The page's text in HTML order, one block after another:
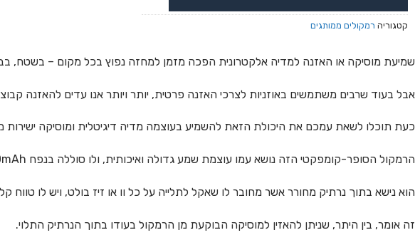
קטגוריה רמקולים ממותגים
שמיעת מוסיקה או האזנה למדיה אלקטרונית הפכה מזמן למחזה נפוץ בכל מקום – בשטח,
אבל בעוד שרבים משתמשים באוזניות לצרכי האזנה פרטית, יותר ויותר אנו עדים להאזנה
כעת תוכלו לשאת עמכם את היכולת הזאת להשמיע בעוצמה מדיה דיגיטלית ומוסיקה ישירות
הרמקול הסופר-קומפקטי הזה נושא עמו עוצמת שמע גדולה ואיכותית, ולו סוללה בנפח 500mAh.
הוא נישא בתוך נרתיק מחורר אשר מחובר לו שאקל לתלייה על כל וו או זיז בולט, ויש לו טווח קליטה של עד 10 מטרים ממכשיר המקור של המדיה
זה אומר, בין היתר, שניתן להאזין למוסיקה הבוקעת מן הרמקול בעודו בתוך הנרתיק התלוי.